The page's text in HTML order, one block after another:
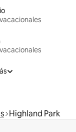
Highland Park